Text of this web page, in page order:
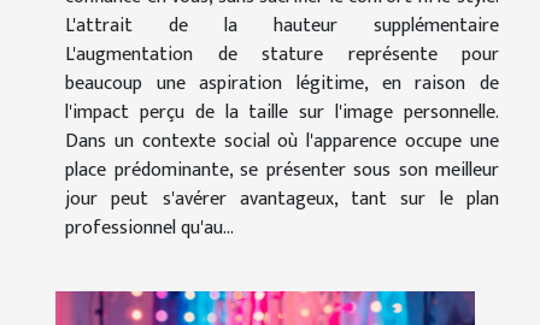
L'attrait de la hauteur supplémentaire
L'augmentation de stature représente pour
beaucoup une aspiration légitime, en raison de
l'impact perçu de la taille sur l'image personnelle.
Dans un contexte social où l'apparence occupe une
place prédominante, se présenter sous son meilleur
jour peut s'avérer avantageux, tant sur le plan
professionnel qu'au...